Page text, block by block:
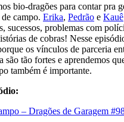
bio-dragões para contar pra
campo. Erika, Pedrão e Kauê
sucessos, problemas com
de cobras! Nesse
os vínculos de parceria
são tão fortes e aprendemos
também é importante.
– Dragões de Garagem